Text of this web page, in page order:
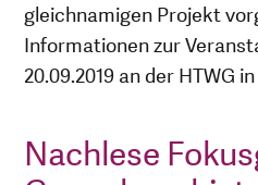
gleichnamigen Projekt
Informationen zur
20.09.2019 an der HTWG
Nachlese